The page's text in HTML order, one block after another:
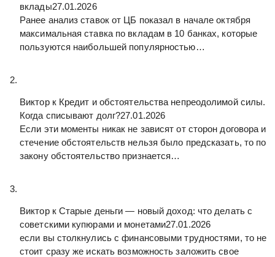
вклады27.01.2026
Ранее анализ ставок от ЦБ показал в начале октября
максимальная ставка по вкладам в 10 банках, которые
пользуются наибольшей популярностью…
Виктор к Кредит и обстоятельства непреодолимой силы.
Когда списывают долг?27.01.2026
Если эти моменты никак не зависят от сторон договора и
стечение обстоятельств нельзя было предсказать, то по
закону обстоятельство признается…
Виктор к Старые деньги — новый доход: что делать с
советскими купюрами и монетами27.01.2026
если вы столкнулись с финансовыми трудностями, то не
стоит сразу же искать возможность заложить свое